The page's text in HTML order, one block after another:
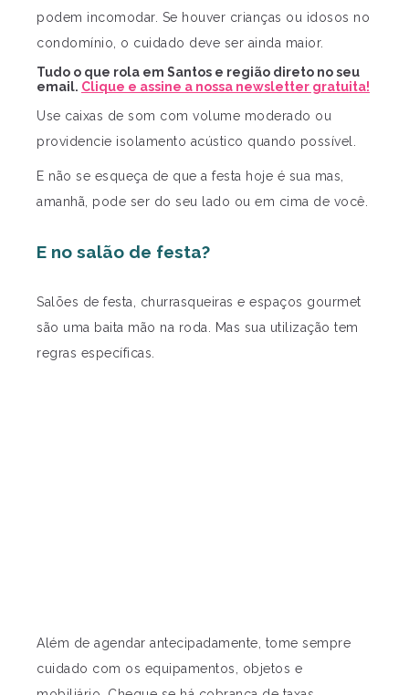
podem incomodar. Se houver crianças ou idosos no
condomínio, o cuidado deve ser ainda maior.
Tudo o que rola em Santos e região direto no seu
email. Clique e assine a nossa newsletter gratuita!
Use caixas de som com volume moderado ou
providencie isolamento acústico quando possível.
E não se esqueça de que a festa hoje é sua mas,
amanhã, pode ser do seu lado ou em cima de você.
E no salão de festa?
Salões de festa, churrasqueiras e espaços gourmet
são uma baita mão na roda. Mas sua utilização tem
regras específicas.
Além de agendar antecipadamente, tome sempre
cuidado com os equipamentos, objetos e